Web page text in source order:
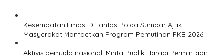
Kesempatan Emas! Ditlantas Polda Sumbar Ajak
Masyarakat Manfaatkan Program Pemutihan PKB 2026
Aktivis pemuda nasional: Minta Publik Hargai Permintaan